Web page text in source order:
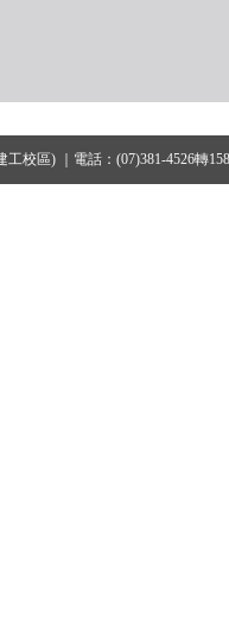
校區) ｜電話：(07)381-4526轉